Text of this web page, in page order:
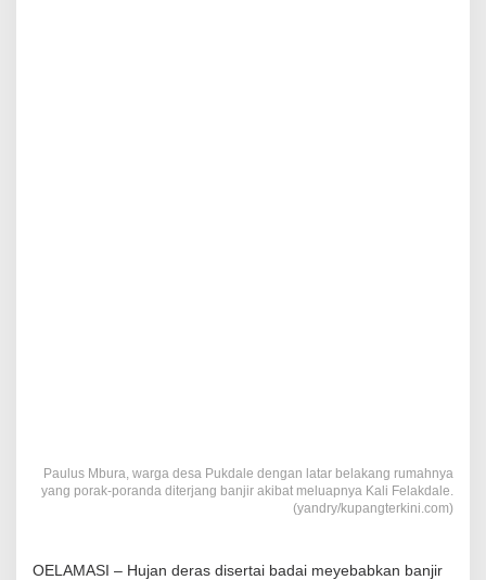
Paulus Mbura, warga desa Pukdale dengan latar belakang rumahnya
yang porak-poranda diterjang banjir akibat meluapnya Kali Felakdale.
(yandry/kupangterkini.com)
OELAMASI – Hujan deras disertai badai meyebabkan banjir